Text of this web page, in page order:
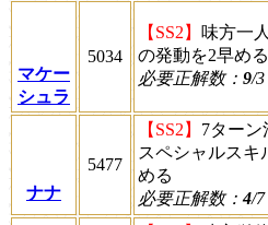
マケー
シュラ
5034
【SS2】 味方一
の発動を2早める
必要正解数： 9/3
ナナ
5477
【SS2】 7ター
スペシャルスキ
める
必要正解数：4/7